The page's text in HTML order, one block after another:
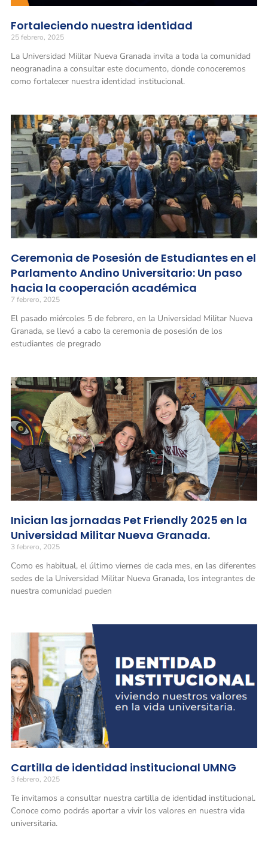
Fortaleciendo nuestra identidad
25 febrero, 2025
La Universidad Militar Nueva Granada invita a toda la comunidad
neogranadina a consultar este documento, donde conoceremos
como fortalecer nuestra identidad institucional.
Ceremonia de Posesión de Estudiantes en el
Parlamento Andino Universitario: Un paso
hacia la cooperación académica
7 febrero, 2025
El pasado miércoles 5 de febrero, en la Universidad Militar Nueva
Granada, se llevó a cabo la ceremonia de posesión de los
estudiantes de pregrado
Inician las jornadas Pet Friendly 2025 en la
Universidad Militar Nueva Granada.
3 febrero, 2025
Como es habitual, el último viernes de cada mes, en las diferentes
sedes de la Universidad Militar Nueva Granada, los integrantes de
nuestra comunidad pueden
Cartilla de identidad institucional UMNG
3 febrero, 2025
Te invitamos a consultar nuestra cartilla de identidad institucional.
Conoce como podrás aportar a vivir los valores en nuestra vida
universitaria.